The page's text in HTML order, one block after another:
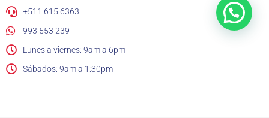
+511 615 6363
993 553 239
Lunes a viernes: 9am a 6pm
Sábados: 9am a 1:30pm